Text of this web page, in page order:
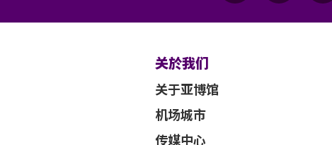
关於我们
关于亚博馆
机场城市
传媒中心